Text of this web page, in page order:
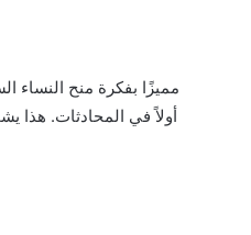
أولاً في المحادثات. هذا